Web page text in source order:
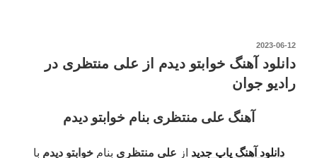
از
جوان”
نوشته‌شده
2023-06-12
دانلود آهنگ خوابتو دیدم از علی منتظری در
رادیو جوان
آهنگ علی منتظری بنام خوابتو دیدم
دانلود آهنگ پاپ جدید از علی منتظری بنامخوابتو دیدم با